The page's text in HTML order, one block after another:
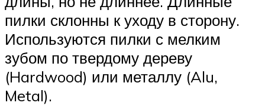
пилки склонны к уходу в сторону.
Используются пилки с мелким
зубом по твердому дереву
(Hardwood) или металлу (Alu,
Metal).